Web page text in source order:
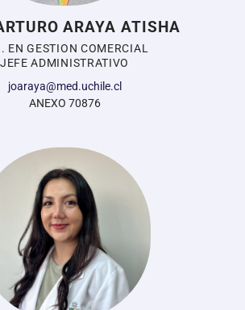
ARAYA ATISHA
EN GESTION COMERCIAL
JEFE ADMINISTRATIVO
joaraya@med.uchile.cl
ANEXO 70876